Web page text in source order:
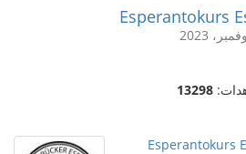
Esperantokurs
13298
Esperantokurs